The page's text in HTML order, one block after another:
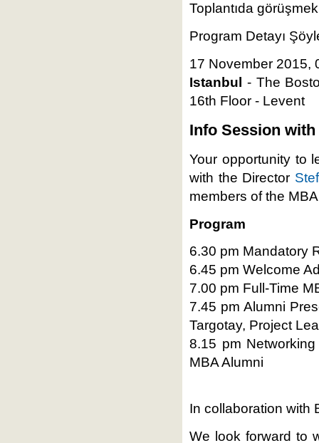
Toplantıda
Program Detayı
17 November 2015,
Istanbul - The
16th Floor - Levent
Info Session
Your opportunity to
with the Director
members of the
Program
6.30 pm Mandatory
6.45 pm Welcome
7.00 pm Full-Time
7.45 pm Alumni
Targotay, Project
8.15 pm
MBA Alumni
In collaboration with
We look forward to